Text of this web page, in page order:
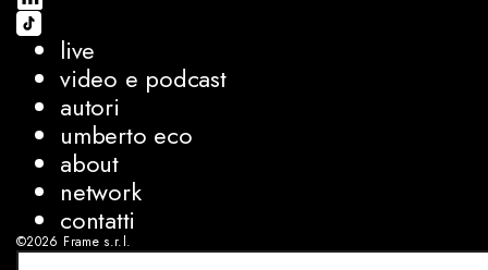
live
video e podcast
autori
umberto eco
about
network
contatti
©2026 Frame s.r.l.
P.IVA 08927250962